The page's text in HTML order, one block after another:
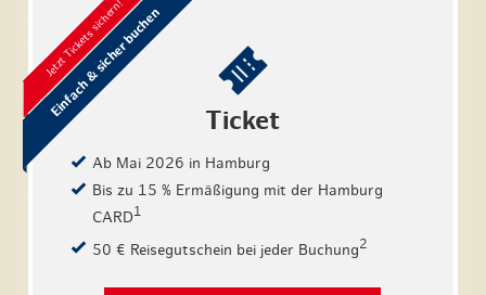
Ticket
Ab Mai 2026 in Hamburg
Bis zu 15 % Ermäßigung mit der Hamburg
CARD1
50 € Reisegutschein bei jeder Buchung2
Jetzt Tickets sichern!
Einfach & sicher buchen